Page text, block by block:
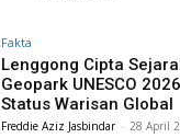
Fakta
Lenggong Cipta
Geopark UNESCO
Status Warisan Global
Freddie Aziz Jasbindar - 28 April